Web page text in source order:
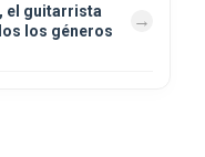
el guitarrista
los géneros